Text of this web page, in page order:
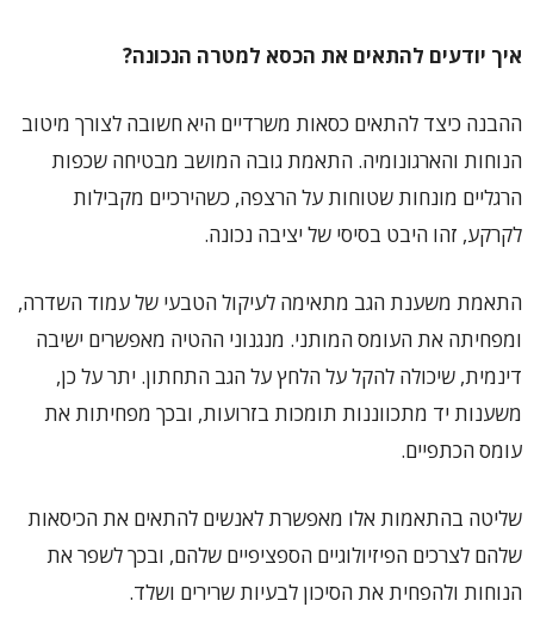
איך יודעים להתאים את הכסא למטרה הנכונה?
ההבנה כיצד להתאים כסאות משרדיים היא חשובה לצורך מיטוב
הנוחות והארגונומיה. התאמת גובה המושב מבטיחה שכפות
הרגליים מונחות שטוחות על הרצפה, כשהירכיים מקבילות
לקרקע, זהו היבט בסיסי של יציבה נכונה.
התאמת משענת הגב מתאימה לעיקול הטבעי של עמוד השדרה,
ומפחיתה את העומס המותני. מנגנוני ההטיה מאפשרים ישיבה
דינמית, שיכולה להקל על הלחץ על הגב התחתון. יתר על כן,
משענות יד מתכווננות תומכות בזרועות, ובכך מפחיתות את
עומס הכתפיים.
שליטה בהתאמות אלו מאפשרת לאנשים להתאים את הכיסאות
שלהם לצרכים הפיזיולוגיים הספציפיים שלהם, ובכך לשפר את
הנוחות ולהפחית את הסיכון לבעיות שרירים ושלד.